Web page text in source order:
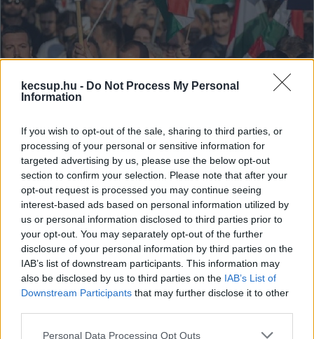
kecsup.hu - Do Not Process My Personal
Information
If you wish to opt-out of the sale, sharing to third parties, or
processing of your personal or sensitive information for
targeted advertising by us, please use the below opt-out
section to confirm your selection. Please note that after your
opt-out request is processed you may continue seeing
interest-based ads based on personal information utilized by
us or personal information disclosed to third parties prior to
your opt-out. You may separately opt-out of the further
disclosure of your personal information by third parties on the
IAB’s list of downstream participants. This information may
also be disclosed by us to third parties on the IAB’s List of
Downstream Participants that may further disclose it to other
Please note that this website/app uses one or more Google
Personal Data Processing Opt Outs
Medián: Jobb osztályzatot kapott
Magyar Péter ünnepi beszéde, mint
Orbáné
A Medián felmérése szerint jobb osztályzatot kapott
Magyar Péter október 23-ai beszéde (3,3), mint Orbán
Viktoré (2,8). Előbbi beszédét a megkérdezettek
Lapszemle 2024. 11. 08.